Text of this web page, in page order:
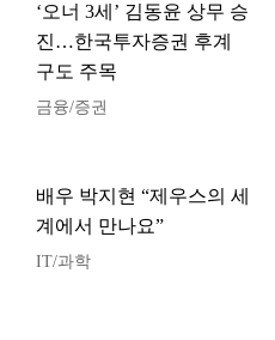
‘오너 3세’ 김동윤 상무 승
진…한국투자증권 후계
구도 주목
금융/증권
배우 박지현 “제우스의 세
계에서 만나요”
IT/과학